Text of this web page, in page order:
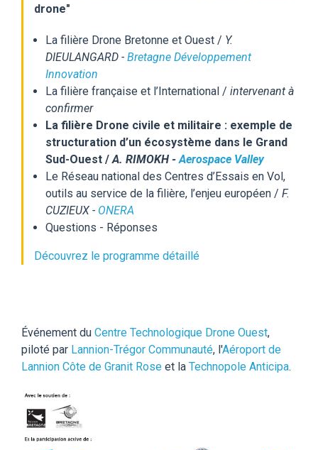
drone"
La filière Drone Bretonne et Ouest / Y.
DIEULANGARD - Bretagne Développement
Innovation
La filière française et l’International / intervenant à
confirmer
La filière Drone civile et militaire : exemple de
structuration d’un écosystème dans le Grand
Sud-Ouest /A. RIMOKH -Aerospace Valley
Le Réseau national des Centres d’Essais en Vol,
outils au service de la filière, l’enjeu européen / F.
CUZIEUX - ONERA
Questions - Réponses
Découvrez le programme détaillé
Événement du Centre Technologique Drone Ouest,
piloté par Lannion-Trégor Communauté, l'Aéroport de
Lannion Côte de Granit Rose et la Technopole Anticipa.